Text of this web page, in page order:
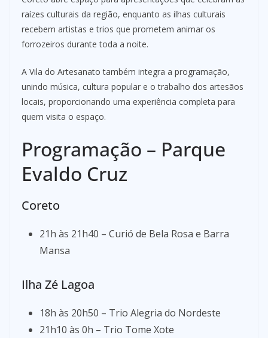
raízes culturais da região, enquanto as ilhas culturais
recebem artistas e trios que prometem animar os
forrozeiros durante toda a noite.
A Vila do Artesanato também integra a programação,
unindo música, cultura popular e o trabalho dos artesãos
locais, proporcionando uma experiência completa para
quem visita o espaço.
Programação – Parque
Evaldo Cruz
Coreto
21h às 21h40 – Curió de Bela Rosa e Barra
Mansa
Ilha Zé Lagoa
18h às 20h50 – Trio Alegria do Nordeste
21h10 às 0h – Trio Tome Xote